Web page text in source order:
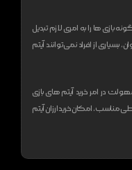
بازی ها را به امری لازم تبدیل
از افراد نمی‌توانند آیتم
در امر خرید آیتم های بازی
مناسب، امکان خرید ارزان آیتم